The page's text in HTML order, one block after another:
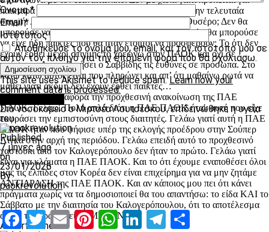
παικταρά και ο ΠΑΟΚ όφειλε να περιμένει μέχρι την τελευταία
στιγμή. Αλλά δε θα μπορούσε να είχε ΗΔΗ τον Ουσέρο; Δεν θα
μπορούσε να είχε ήδη ΚΕΝΤΡΙΚΟ ΑΜΥΝΤΙΚΟ; Δε θα μπορούσε
να είχε ήδη παίκτες που θα ήταν έτοιμοι να προσφέρουν; Το ότι δεν
έχουν έρθει μέχρι στιγμής το χρεώνω στον ΠΑΟΚ και όχι σε
πρόσωπα. Ας αναζητήσει ο Σαββίδης τις ευθύνες σε πρόσωπα. Στο
κάτω κάτω αυτός είναι που πληρώνει και απ’ ότι μαθαίνω ρωτά να
μάθει γιατί ακόμη δεν έχουν έρθει παίκτες…
Τώρα και σε ότι αφορά την προχθεσινή ανακοίνωση της ΠΑΕ
ΠΑΟΚ. Γελάω. Πολύ απλά διότι η ΠΑΕ ΠΑΟΚ ήταν αυτή που είχε
εκφράσει την εμπιστοσύνη στους διαιτητές. Γελάω γιατί αυτή η ΠΑΕ
ΠΑΟΚ ήταν που ψήφισε υπέρ της εκλογής προέδρου στην Σούπερ
Λίγκα στην αρχή της περιόδου. Γελάω επειδή αυτό το προχθεσινό
χαστούκι από τον Καλογερόπουλο δεν ήταν το πρώτο. Γελάω γιατί
είναι για κλάματα η ΠΑΕ ΠΑΟΚ. Και το ότι έχουμε εναποθέσει όλοι
μας τις ελπίδες στον Κορέα δεν είναι επιχείρημα για να μην ζητάμε
ΑΝΤΙΔΡΑΣΗ της ΠΑΕ ΠΑΟΚ. Και αν κάποιος μου πει ότι κάνει
πράγματα χωρίς να τα δημοσιοποιεί θα του απαντήσω: το είδα ΚΑΙ το
Σάββατο με την διαιτησία του Καλογερόπουλου, ότι το αποτέλεσμα
αυτής της δράσης είναι ΜΗΔΕΝ.
Advertisement
Όνομα*
Email*
Ιστότοπος
Αποθήκευσε το όνομά μου, email, και τον ιστότοπο μου σε
αυτόν τον πλοηγό για την επόμενη φορά που θα σχολιάσω.
This site uses Akismet to reduce spam.Learn how your
comment data is processed.
Στο νοσοκομείο ο Μιρτσέα Λουτσέσκου, επιδεινώθηκε η υγεία
του
Published
7 μήνες ago
on
23/01/2026
By
paokrevolution
Facebook
Twitter
EmailPinterest
WhatsApp
LinkedIn
Telegram